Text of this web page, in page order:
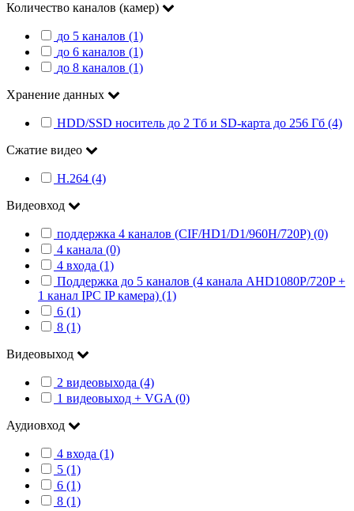
Количество каналов (камер)
до 5 каналов (1)
до 6 каналов (1)
до 8 каналов (1)
Хранение данных
HDD/SSD носитель до 2 Тб и SD-карта до 256 Гб (4)
Сжатие видео
H.264 (4)
Видеовход
поддержка 4 каналов (CIF/HD1/D1/960H/720P) (0)
4 канала (0)
4 входа (1)
Поддержка до 5 каналов (4 канала AHD1080P/720P +
1 канал IPC IP камера) (1)
6 (1)
8 (1)
Видеовыход
2 видеовыхода (4)
1 видеовыход + VGA (0)
Аудиовход
4 входа (1)
5 (1)
6 (1)
8 (1)